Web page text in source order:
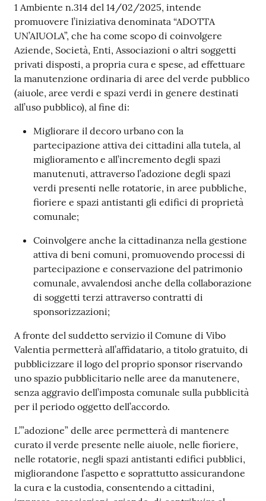
Seguici
su
1 Ambiente n.314 del 14/02/2025, intende
promuovere l’iniziativa denominata “ADOTTA
UN’AIUOLA”, che ha come scopo di coinvolgere
Aziende, Società, Enti, Associazioni o altri soggetti
privati disposti, a propria cura e spese, ad effettuare
la manutenzione ordinaria di aree del verde pubblico
(aiuole, aree verdi e spazi verdi in genere destinati
all’uso pubblico), al fine di:
Migliorare il decoro urbano con la
partecipazione attiva dei cittadini alla tutela, al
miglioramento e all’incremento degli spazi
manutenuti, attraverso l’adozione degli spazi
verdi presenti nelle rotatorie, in aree pubbliche,
fioriere e spazi antistanti gli edifici di proprietà
comunale;
Coinvolgere anche la cittadinanza nella gestione
attiva di beni comuni, promuovendo processi di
partecipazione e conservazione del patrimonio
comunale, avvalendosi anche della collaborazione
di soggetti terzi attraverso contratti di
sponsorizzazioni;
A fronte del suddetto servizio il Comune di Vibo
Valentia permetterà all’affidatario, a titolo gratuito, di
pubblicizzare il logo del proprio sponsor riservando
uno spazio pubblicitario nelle aree da manutenere,
senza aggravio dell’imposta comunale sulla pubblicità
per il periodo oggetto dell’accordo.
L’”adozione” delle aree permetterà di mantenere
curato il verde presente nelle aiuole, nelle fioriere,
nelle rotatorie, negli spazi antistanti edifici pubblici,
migliorandone l’aspetto e soprattutto assicurandone
la cura e la custodia, consentendo a cittadini,